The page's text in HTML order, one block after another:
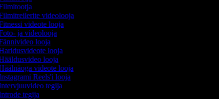
videolooja
videote looja
ja videolooja
looja
looja
looja
videote looja
Reels'i looja
tegija
tegija